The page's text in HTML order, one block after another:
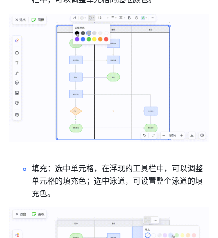
填充：选中单元格，在浮现的工具栏中，可以调整
单元格的填充色；选中泳道，可设置整个泳道的填
充色。